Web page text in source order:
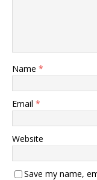
Name *
Email *
Website
Save my name,